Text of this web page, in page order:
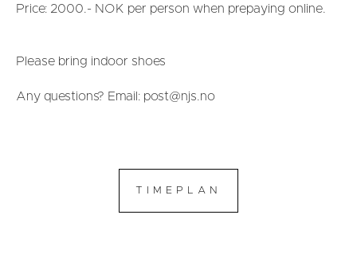
Price: 2000.- NOK per person when prepaying online.
Please bring indoor shoes
Any questions? Email: post@njs.no